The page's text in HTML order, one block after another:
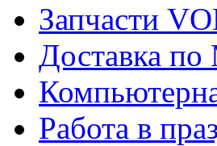
Запчасти
Доставка
Работа в